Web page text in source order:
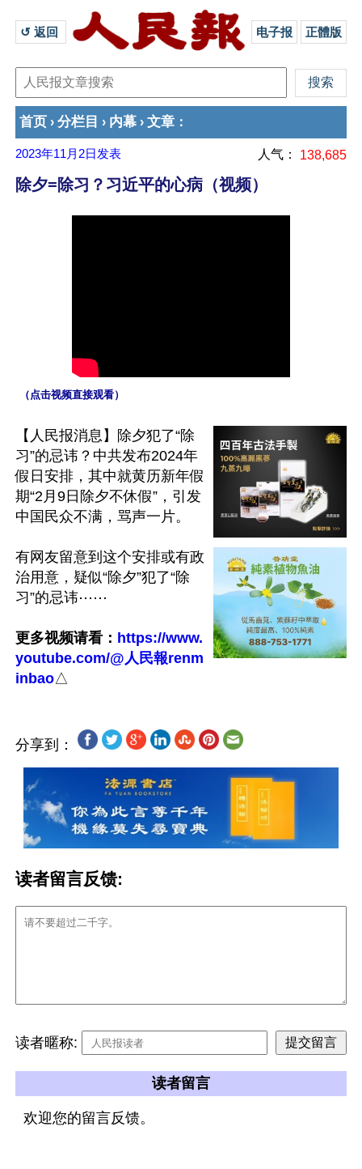
↺ 返回 电子报 正體版
首页 › 分栏目 › 内幕 › 文章 ：
2023年11月2日 发表 人气： 138,685
除夕=除习？习近平的心病（视频）
（点击视频直接观看）
【人民报消息】除夕犯了“除
习”的忌讳？中共发布2024年
假日安排，其中就黄历新年假
期“2月9日除夕不休假”，引发
中国民众不满，骂声一片。
有网友留意到这个安排或有政
治用意，疑似“除夕”犯了“除
习”的忌讳⋯⋯
更多视频请看： https://www.
youtube.com/@人民報renm
inbao
分享到：
读者留言反馈:
读者暱称:
读者留言
欢迎您的留言反馈。